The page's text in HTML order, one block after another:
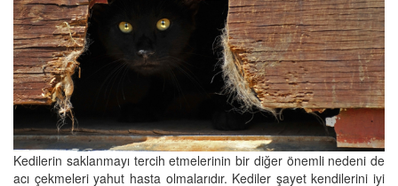
Kedilerin saklanmayı tercih etmelerinin bir diğer önemli nedeni de
acı çekmeleri yahut hasta olmalarıdır. Kediler şayet kendilerini iyi